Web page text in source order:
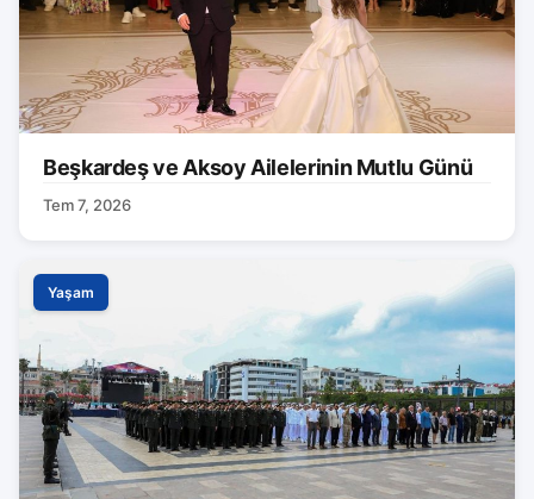
Beşkardeş ve Aksoy Ailelerinin Mutlu Günü
Tem 7, 2026
Yaşam